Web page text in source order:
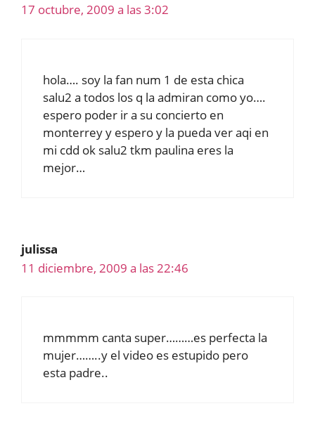
17 octubre, 2009 a las 3:02
hola…. soy la fan num 1 de esta chica
salu2 a todos los q la admiran como yo….
espero poder ir a su concierto en
monterrey y espero y la pueda ver aqi en
mi cdd ok salu2 tkm paulina eres la
mejor…
julissa
11 diciembre, 2009 a las 22:46
mmmmm canta super………es perfecta la
mujer……..y el video es estupido pero
esta padre..